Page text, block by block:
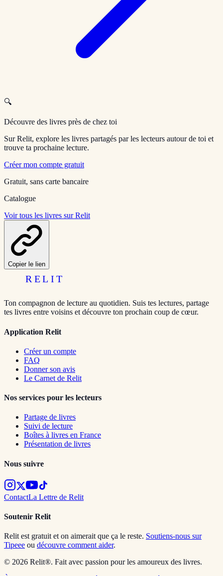
🔍
Découvre des livres près de chez toi
Sur Relit, explore les livres partagés par les lecteurs autour de toi et
trouve ta prochaine lecture.
Créer mon compte gratuit
Gratuit, sans carte bancaire
Catalogue
Voir tous les livres sur Relit
Copier le lien
RELIT
Ton compagnon de lecture au quotidien. Suis tes lectures, partage
tes livres entre voisins et découvre ton prochain coup de cœur.
Application Relit
Créer un compte
FAQ
Donner son avis
Le Carnet de Relit
Nos services pour les lecteurs
Partage de livres
Suivi de lecture
Boîtes à livres en France
Présentation de livres
Nous suivre
ContactLa Lettre de Relit
Soutenir Relit
Relit est gratuit et on aimerait que ça le reste. Soutiens-nous sur
Tipeee ou découvre comment aider.
© 2026 Relit®. Fait avec passion pour les amoureux des livres.